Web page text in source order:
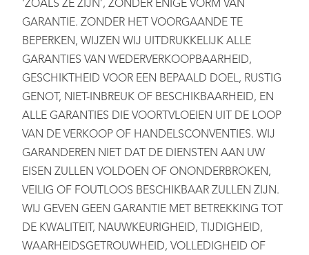
‘ZOALS ZE ZIJN’, ZONDER ENIGE VORM VAN
GARANTIE. ZONDER HET VOORGAANDE TE
BEPERKEN, WIJZEN WIJ UITDRUKKELIJK ALLE
GARANTIES VAN WEDERVERKOOPBAARHEID,
GESCHIKTHEID VOOR EEN BEPAALD DOEL, RUSTIG
GENOT, NIET-INBREUK OF BESCHIKBAARHEID, EN
ALLE GARANTIES DIE VOORTVLOEIEN UIT DE LOOP
VAN DE VERKOOP OF HANDELSCONVENTIES. WIJ
GARANDEREN NIET DAT DE DIENSTEN AAN UW
EISEN ZULLEN VOLDOEN OF ONONDERBROKEN,
VEILIG OF FOUTLOOS BESCHIKBAAR ZULLEN ZIJN.
WIJ GEVEN GEEN GARANTIE MET BETREKKING TOT
DE KWALITEIT, NAUWKEURIGHEID, TIJDIGHEID,
WAARHEIDSGETROUWHEID, VOLLEDIGHEID OF